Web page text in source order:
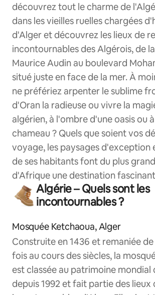
découvrez tout le charme de
dans les vieilles ruelles chargées
d'Alger et découvrez les lieux de
incontournables des Algérois, de
Maurice Audin au boulevard
situé juste en face de la mer. À
ne préfériez arpenter le sublime
d'Oran la radieuse ou vivre la
algérien, à l'ombre d'une oasis ou
chameau ? Quels que soient vos
voyage, les paysages d'exception
de ses habitants font du plus
d'Afrique une destination
Algérie – Quels sont les
incontournables ?
Mosquée Ketchaoua, Alger
Construite en 1436 et remaniée
fois au cours des siècles, la
est classée au patrimoine mondial
depuis 1992 et fait partie des lieux